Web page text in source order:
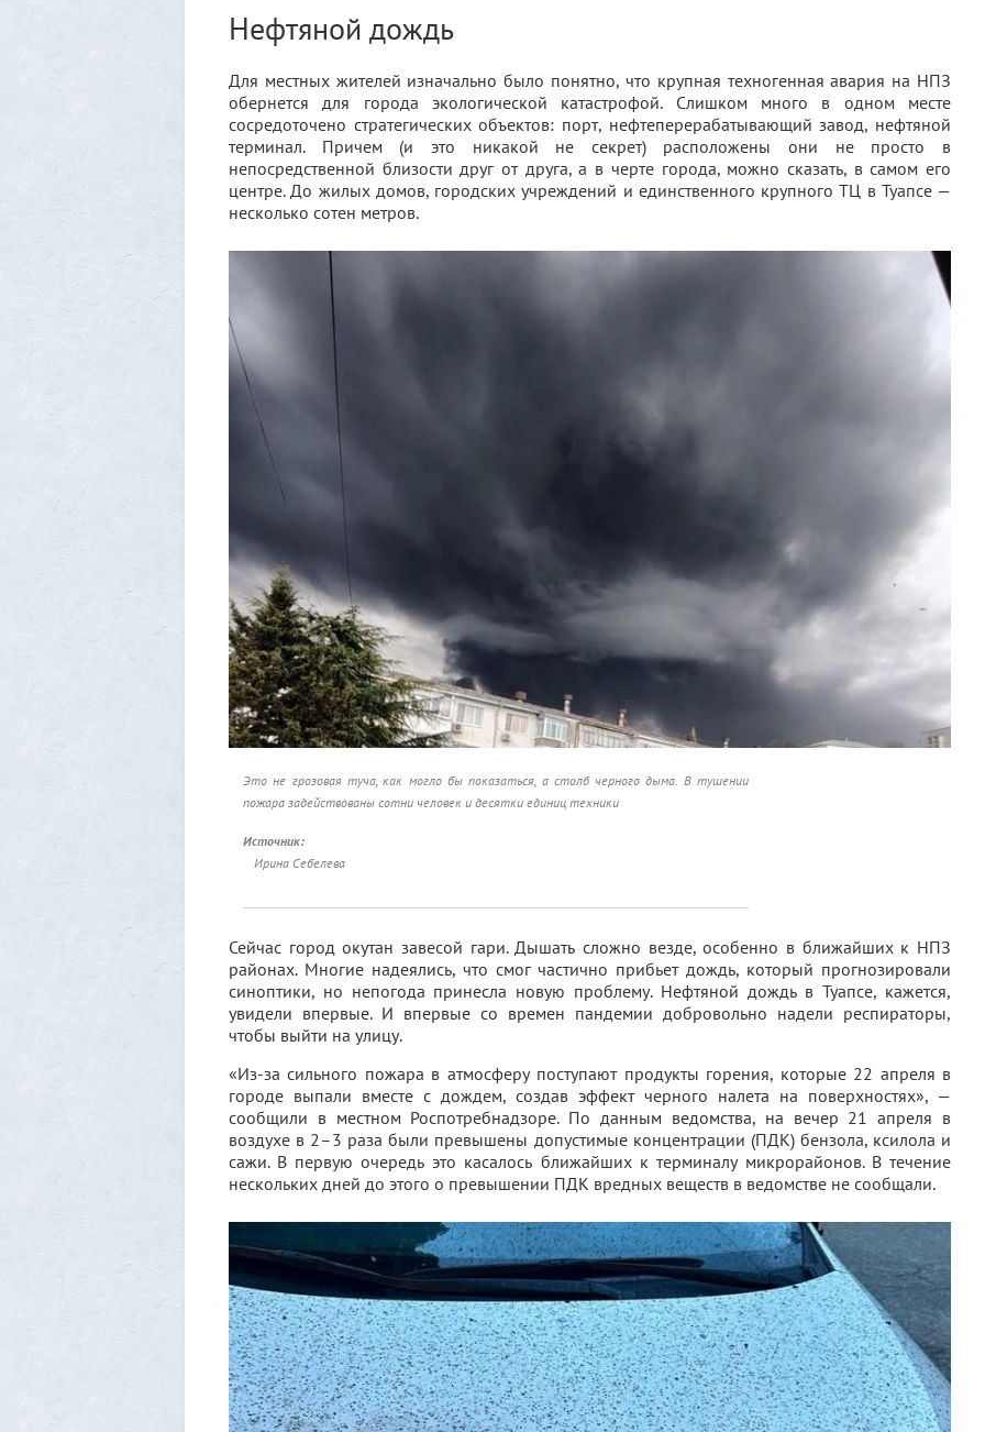
Нефтяной дождь
Для местных жителей изначально было понятно, что крупная техногенная авария на НПЗ
обернется для города экологической катастрофой. Слишком много в одном месте
сосредоточено стратегических объектов: порт, нефтеперерабатывающий завод, нефтяной
терминал. Причем (и это никакой не секрет) расположены они не просто в
непосредственной близости друг от друга, а в черте города, можно сказать, в самом его
центре. До жилых домов, городских учреждений и единственного крупного ТЦ в Туапсе —
несколько сотен метров.
Это не грозовая туча, как могло бы показаться, а столб черного дыма. В тушении
пожара задействованы сотни человек и десятки единиц техники
Источник:
Ирина Себелева
Сейчас город окутан завесой гари. Дышать сложно везде, особенно в ближайших к НПЗ
районах. Многие надеялись, что смог частично прибьет дождь, который прогнозировали
синоптики, но непогода принесла новую проблему. Нефтяной дождь в Туапсе, кажется,
увидели впервые. И впервые со времен пандемии добровольно надели респираторы,
чтобы выйти на улицу.
«Из-за сильного пожара в атмосферу поступают продукты горения, которые 22 апреля в
городе выпали вместе с дождем, создав эффект черного налета на поверхностях», —
сообщили в местном Роспотребнадзоре. По данным ведомства, на вечер 21 апреля в
воздухе в 2–3 раза были превышены допустимые концентрации (ПДК) бензола, ксилола и
сажи. В первую очередь это касалось ближайших к терминалу микрорайонов. В течение
нескольких дней до этого о превышении ПДК вредных веществ в ведомстве не сообщали.